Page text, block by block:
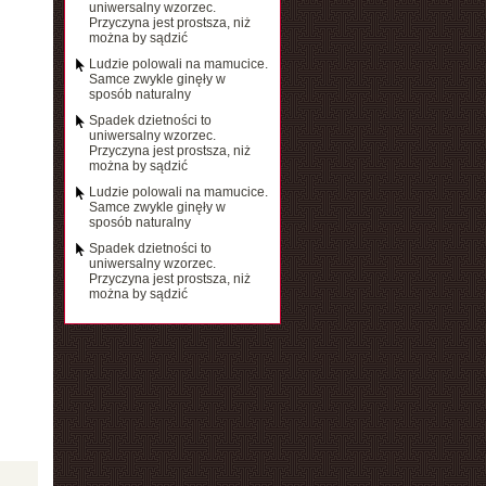
uniwersalny wzorzec.
Przyczyna jest prostsza, niż
można by sądzić
Ludzie polowali na mamucice.
Samce zwykle ginęły w
sposób naturalny
Spadek dzietności to
uniwersalny wzorzec.
Przyczyna jest prostsza, niż
można by sądzić
Ludzie polowali na mamucice.
Samce zwykle ginęły w
sposób naturalny
Spadek dzietności to
uniwersalny wzorzec.
Przyczyna jest prostsza, niż
można by sądzić